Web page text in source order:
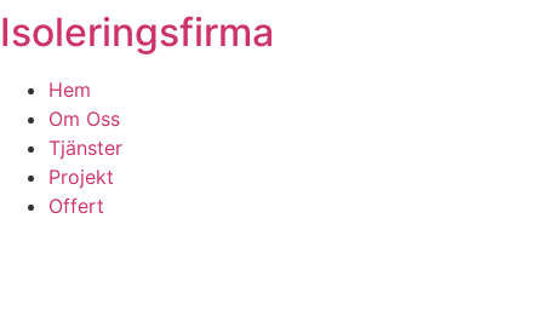
Skip
to
content
Isoleringsfirma
Hem
Om Oss
Tjänster
Projekt
Offert